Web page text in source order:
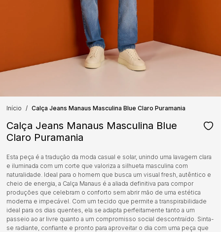
Início Calça Jeans Manaus Masculina Blue Claro Puramania
Calça Jeans Manaus Masculina Blue
Claro Puramania
Esta peça é a tradução da moda casual e solar, unindo uma lavagem clara
e iluminada com um corte que valoriza a silhueta masculina com
naturalidade. Ideal para o homem que busca um visual fresh, autêntico e
cheio de energia, a Calça Manaus é a aliada definitiva para compor
produções que celebram o conforto sem abrir mão de uma estética
moderna e impecável. Com um tecido que permite a transpirabilidade
ideal para os dias quentes, ela se adapta perfeitamente tanto a um
passeio ao ar livre quanto a um compromisso social descontraído. Sinta-
se radiante, confiante e pronto para aproveitar o dia com uma peça que